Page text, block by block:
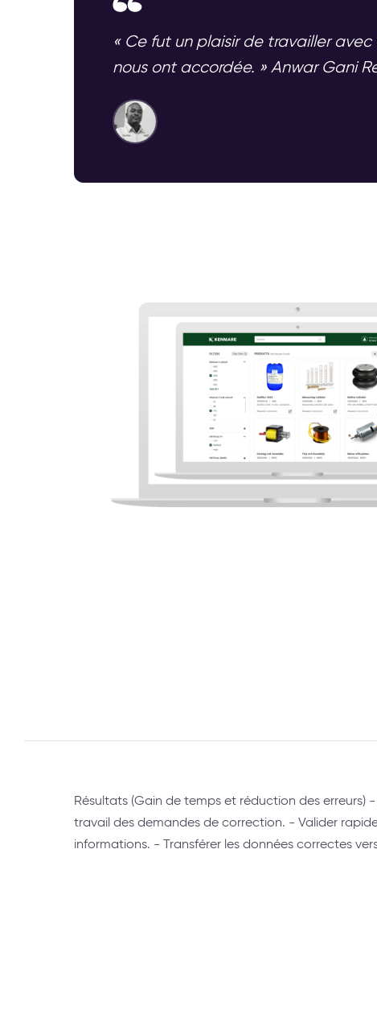
« Ce fut un plaisir de travailler
nous ont accordée. » Anwar Gani
Résultats (Gain de temps et réduction des erreurs)
travail des demandes de correction. - Valider
informations. - Transférer les données correctes